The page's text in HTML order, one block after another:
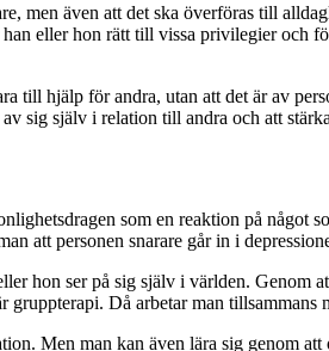
men även att det ska överföras till
eller hon rätt till vissa privilegier och
till hjälp för andra, utan att det är av
sig själv i relation till andra och att
som en reaktion på
att personen snarare går in i
hon ser på sig själv i världen.
Då arbetar man tillsammans
Men man kan även lära sig genom